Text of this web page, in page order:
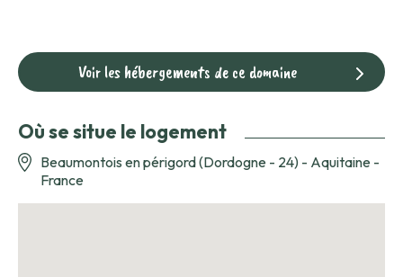
Voir les hébergements de ce domaine
Où se situe le logement
Beaumontois en périgord (Dordogne - 24) - Aquitaine -
France